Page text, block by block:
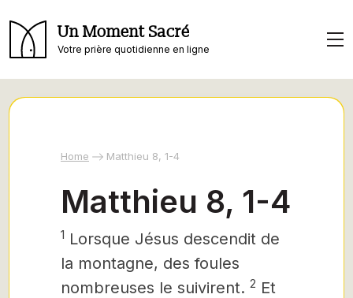
Un Moment Sacré
Votre prière quotidienne en ligne
Home Matthieu 8, 1-4
Matthieu 8, 1-4
1 Lorsque Jésus descendit de
la montagne, des foules
nombreuses le suivirent. 2 Et